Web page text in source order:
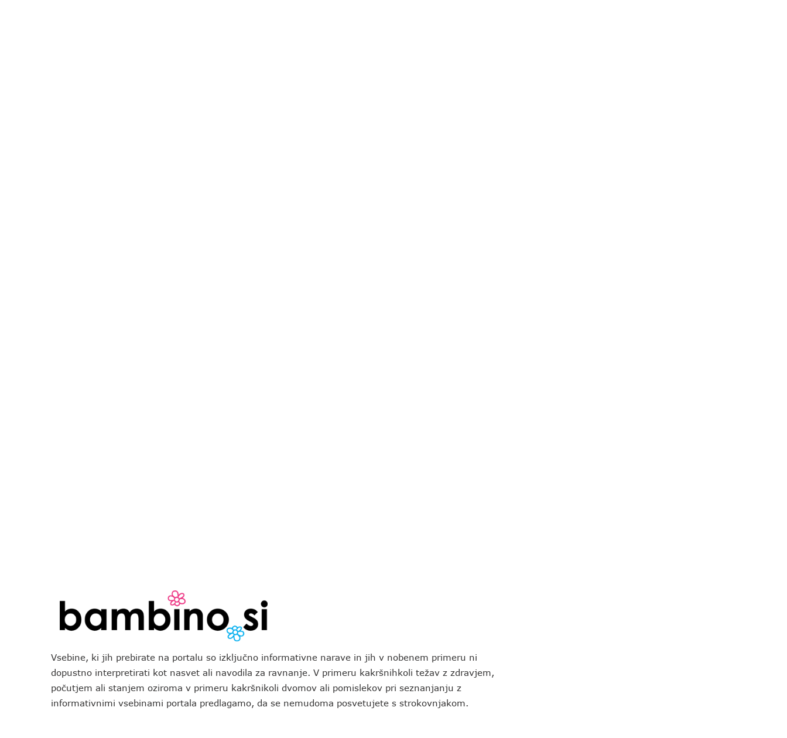
Vsebine, ki jih prebirate na portalu so izključno informativne narave in jih v nobenem primeru ni
dopustno interpretirati kot nasvet ali navodila za ravnanje. V primeru kakršnihkoli težav z zdravjem,
počutjem ali stanjem oziroma v primeru kakršnikoli dvomov ali pomislekov pri seznanjanju z
informativnimi vsebinami portala predlagamo, da se nemudoma posvetujete s strokovnjakom.